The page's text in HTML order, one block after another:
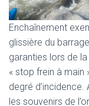
Enchaînement
glissière du
garanties lors de
« stop frein à main
degré
les souvenirs de